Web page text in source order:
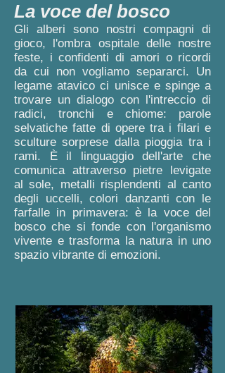
La voce del bosco
Gli alberi sono nostri compagni di
gioco, l'ombra ospitale delle nostre
feste, i confidenti di amori o ricordi
da cui non vogliamo separarci. Un
legame atavico ci unisce e spinge a
trovare un dialogo con l'intreccio di
radici, tronchi e chiome: parole
selvatiche fatte di opere tra i filari e
sculture sorprese dalla pioggia tra i
rami. È il linguaggio dell'arte che
comunica attraverso pietre levigate
al sole, metalli risplendenti al canto
degli uccelli, colori danzanti con le
farfalle in primavera: è la voce del
bosco che si fonde con l'organismo
vivente e trasforma la natura in uno
spazio vibrante di emozioni.